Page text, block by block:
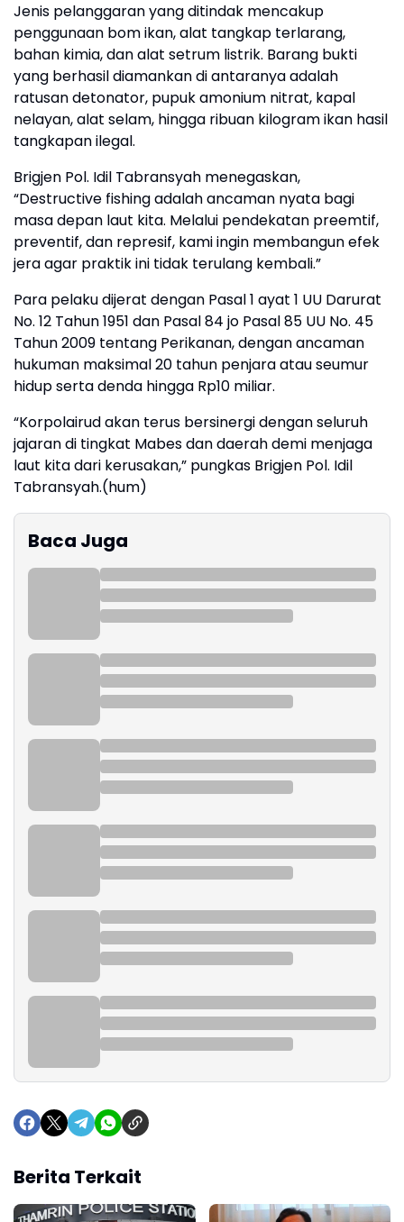
Jenis pelanggaran yang ditindak mencakup
penggunaan bom ikan, alat tangkap terlarang,
bahan kimia, dan alat setrum listrik. Barang bukti
yang berhasil diamankan di antaranya adalah
ratusan detonator, pupuk amonium nitrat, kapal
nelayan, alat selam, hingga ribuan kilogram ikan hasil
tangkapan ilegal.
Brigjen Pol. Idil Tabransyah menegaskan,
“Destructive fishing adalah ancaman nyata bagi
masa depan laut kita. Melalui pendekatan preemtif,
preventif, dan represif, kami ingin membangun efek
jera agar praktik ini tidak terulang kembali.”
Para pelaku dijerat dengan Pasal 1 ayat 1 UU Darurat
No. 12 Tahun 1951 dan Pasal 84 jo Pasal 85 UU No. 45
Tahun 2009 tentang Perikanan, dengan ancaman
hukuman maksimal 20 tahun penjara atau seumur
hidup serta denda hingga Rp10 miliar.
“Korpolairud akan terus bersinergi dengan seluruh
jajaran di tingkat Mabes dan daerah demi menjaga
laut kita dari kerusakan,” pungkas Brigjen Pol. Idil
Tabransyah.(hum)
Baca Juga
Berita Terkait